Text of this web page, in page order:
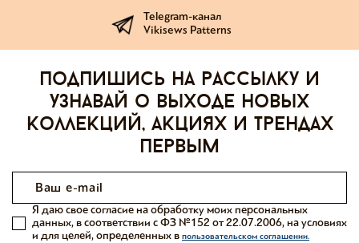
Telegram-канал
Vikisews Patterns
Подпишись на рассылку и
узнавай о выходе новых
коллекций, акциях и трендах
первым
Я даю свое согласие на обработку моих персональных
данных, в соответствии с ФЗ №152 от 22.07.2006, на условиях
и для целей, определенных в пользовательском соглашении.